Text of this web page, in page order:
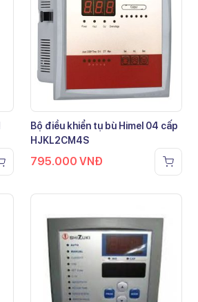
Bộ điều khiển tụ bù Himel 04 cấp
HJKL2CM4S
795.000 VNĐ